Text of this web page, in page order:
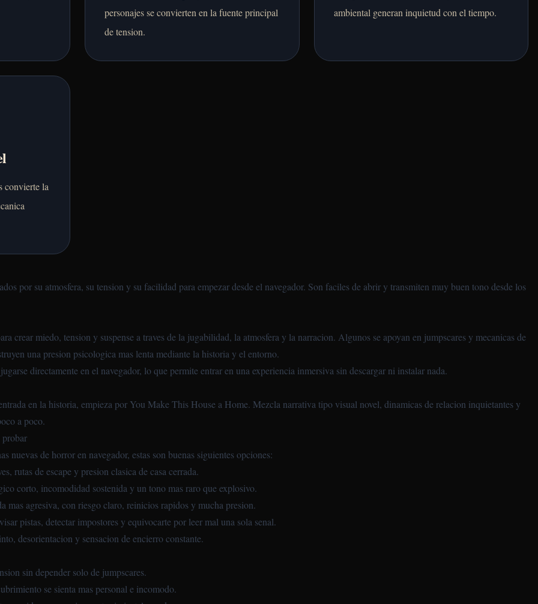
personajes se convierten en la fuente principal
de tension.
ambiental generan inquietud con el tiempo.
convierte la
por su atmosfera, su tension y su facilidad para empezar desde el navegador. Son faciles de abrir y transmiten muy buen tono desde los
crear miedo, tension y suspense a traves de la jugabilidad, la atmosfera y la narracion. Algunos se apoyan en jumpscares y mecanicas de
una presion psicologica mas lenta mediante la historia y el entorno.
directamente en el navegador, lo que permite entrar en una experiencia inmersiva sin descargar ni instalar nada.
en la historia, empieza por You Make This House a Home. Mezcla narrativa tipo visual novel, dinamicas de relacion inquietantes y
a poco.
probar
nuevas de horror en navegador, estas son buenas siguientes opciones:
rutas de escape y presion clasica de casa cerrada.
corto, incomodidad sostenida y un tono mas raro que explosivo.
mas agresiva, con riesgo claro, reinicios rapidos y mucha presion.
pistas, detectar impostores y equivocarte por leer mal una sola senal.
desorientacion y sensacion de encierro constante.
sin depender solo de jumpscares.
se sienta mas personal e incomodo.